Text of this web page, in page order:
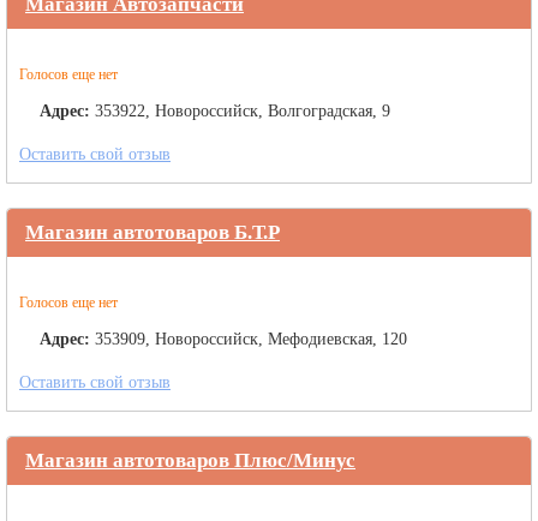
Голосов еще нет
Адрес: 353922, Новороссийск, Волгоградская, 9
Оставить свой отзыв
Магазин автотоваров Б.Т.Р
Голосов еще нет
Адрес: 353909, Новороссийск, Мефодиевская, 120
Оставить свой отзыв
Магазин автотоваров Плюс/Минус